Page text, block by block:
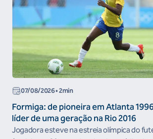
07/08/2026• 2min
Formiga: de pioneira em Atlanta
líder de uma geração na Rio 2016
Jogadora esteve na estreia olímpica do